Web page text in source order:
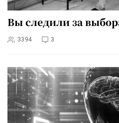
Вы следили за
3394 3